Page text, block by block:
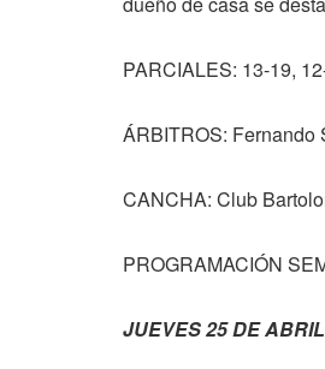
PARCIALES: 13-19,
ÁRBITROS: Fernando
CANCHA: Club
PROGRAMACIÓN
JUEVES 25 DE ABRIL